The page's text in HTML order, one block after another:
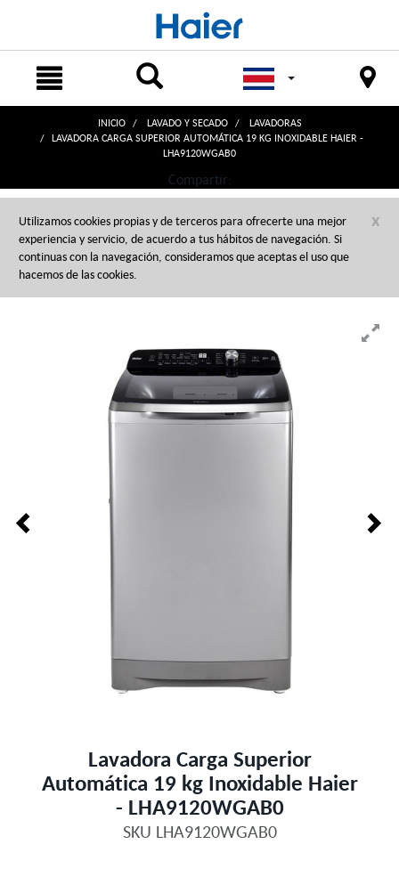
INICIO LAVADO Y SECADO
LAVADORAS
LAVADORA CARGA SUPERIOR AUTOMÁTICA 19 KG INOXIDABLE HAIER -
LHA9120WGAB0
Compartir:
x
Utilizamos cookies propias y de terceros para ofrecerte una mejor
experiencia y servicio, de acuerdo a tus hábitos de navegación. Si
continuas con la navegación, consideramos que aceptas el uso que
hacemos de las cookies.
Lavadora Carga Superior
Automática 19 kg Inoxidable Haier
- LHA9120WGAB0
SKU LHA9120WGAB0